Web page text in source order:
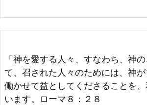
「神を愛する人々、すなわち、神
て、召された人々のためには、神
働かせて益としてくださることを
います。ローマ８：２８